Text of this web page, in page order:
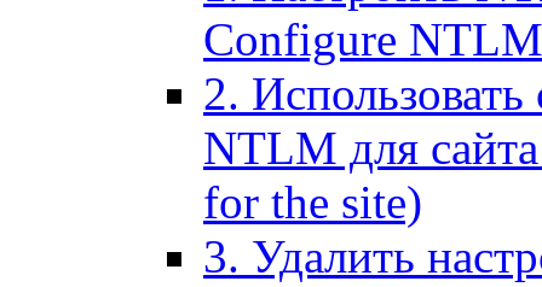
Configure
2.
NTLM для
for the site)
3. Удалить